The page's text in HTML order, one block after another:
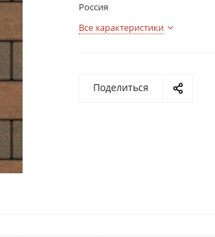
Россия
Все характеристики
Поделиться